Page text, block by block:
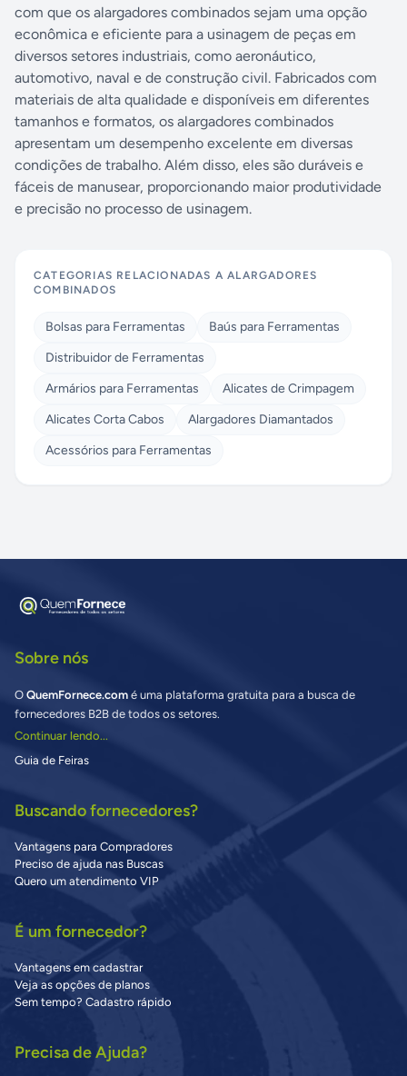
com que os alargadores combinados sejam uma opção
econômica e eficiente para a usinagem de peças em
diversos setores industriais, como aeronáutico,
automotivo, naval e de construção civil. Fabricados com
materiais de alta qualidade e disponíveis em diferentes
tamanhos e formatos, os alargadores combinados
apresentam um desempenho excelente em diversas
condições de trabalho. Além disso, eles são duráveis e
fáceis de manusear, proporcionando maior produtividade
e precisão no processo de usinagem.
CATEGORIAS RELACIONADAS AALARGADORES
COMBINADOS
Bolsas para Ferramentas
Baús para Ferramentas
Distribuidor de Ferramentas
Armários para Ferramentas
Alicates de Crimpagem
Alicates Corta Cabos
Alargadores Diamantados
Acessórios para Ferramentas
Sobre nós
O QuemFornece.com é uma plataforma gratuita para a busca de
fornecedores B2B de todos os setores.
Continuar lendo...
Guia de Feiras
Buscando fornecedores?
Vantagens para Compradores
Preciso de ajuda nas Buscas
Quero um atendimento VIP
É um fornecedor?
Vantagens em cadastrar
Veja as opções de planos
Sem tempo? Cadastro rápido
Precisa de Ajuda?